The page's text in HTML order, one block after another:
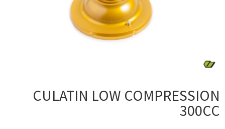
CULATIN LOW COMPRESSION
300CC